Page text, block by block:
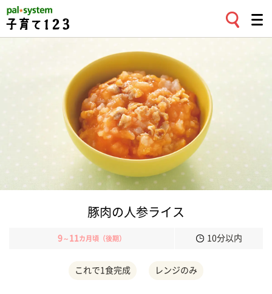
豚肉の人参ライス
9～ 11 カ月頃（後期） 10分以内
これで1食完成 レンジのみ